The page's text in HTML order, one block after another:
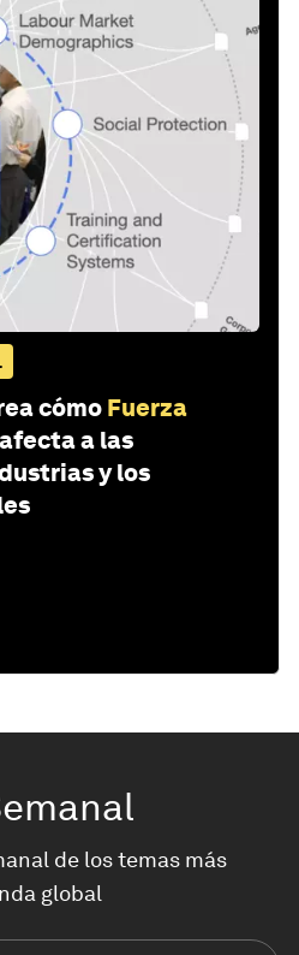
cómo Fuerza
afecta a las
y los
de los temas más
global